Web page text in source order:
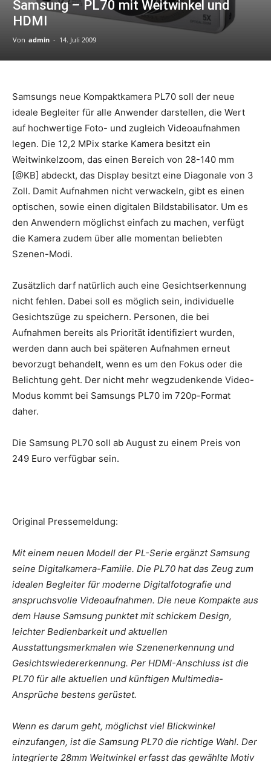
Samsung – PL70 mit Weitwinkel und
HDMI
Von admin - 14. Juli 2009
Samsungs neue Kompaktkamera PL70 soll der neue
ideale Begleiter für alle Anwender darstellen, die Wert
auf hochwertige Foto- und zugleich Videoaufnahmen
legen. Die 12,2 MPix starke Kamera besitzt ein
Weitwinkelzoom, das einen Bereich von 28-140 mm
[@KB] abdeckt, das Display besitzt eine Diagonale von 3
Zoll. Damit Aufnahmen nicht verwackeln, gibt es einen
optischen, sowie einen digitalen Bildstabilisator. Um es
den Anwendern möglichst einfach zu machen, verfügt
die Kamera zudem über alle momentan beliebten
Szenen-Modi.
Zusätzlich darf natürlich auch eine Gesichtserkennung
nicht fehlen. Dabei soll es möglich sein, individuelle
Gesichtszüge zu speichern. Personen, die bei
Aufnahmen bereits als Priorität identifiziert wurden,
werden dann auch bei späteren Aufnahmen erneut
bevorzugt behandelt, wenn es um den Fokus oder die
Belichtung geht. Der nicht mehr wegzudenkende Video-
Modus kommt bei Samsungs PL70 im 720p-Format
daher.
Die Samsung PL70 soll ab August zu einem Preis von
249 Euro verfügbar sein.
Original Pressemeldung:
Mit einem neuen Modell der PL-Serie ergänzt Samsung
seine Digitalkamera-Familie. Die PL70 hat das Zeug zum
idealen Begleiter für moderne Digitalfotografie und
anspruchsvolle Videoaufnahmen. Die neue Kompakte aus
dem Hause Samsung punktet mit schickem Design,
leichter Bedienbarkeit und aktuellen
Ausstattungsmerkmalen wie Szenenerkennung und
Gesichtswiedererkennung. Per HDMI-Anschluss ist die
PL70 für alle aktuellen und künftigen Multimedia-
Ansprüche bestens gerüstet.
Wenn es darum geht, möglichst viel Blickwinkel
einzufangen, ist die Samsung PL70 die richtige Wahl. Der
integrierte 28mm Weitwinkel erfasst das gewählte Motiv